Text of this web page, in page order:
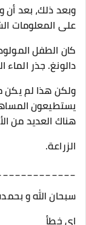
وبعد ذلك، بعد
على المعلومات
كان الطفل
دالونغ. جذر
ولكن هذا لم يكن
يستطيعون
هناك العديد من
الزراعة.
سبحان الله و
اي خطأ